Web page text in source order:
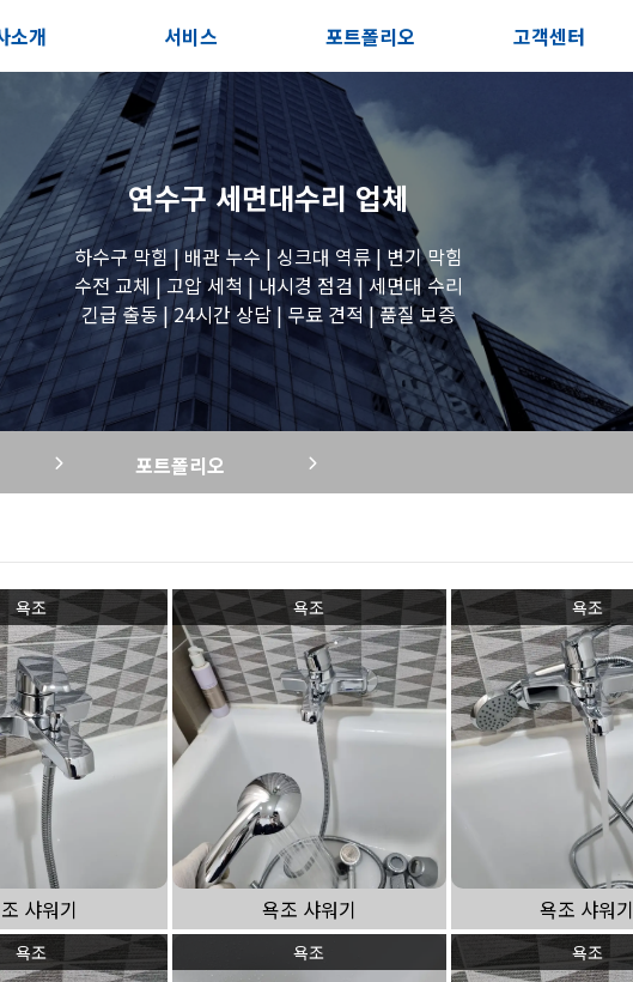
소개
사항
는길
서비스
서비스안내
포스트
포트폴리오
전체보기
세면대 작업
변기 작업
욕조 작업
원룸 수전 작업
세탁실 수전 작업
고객센터
고객후기
연수구 세면대수리업체
하수구 막힘 | 배관 누수 | 싱크대 역류 | 변기 막힘
수전 교체 | 고압 세척 | 내시경 점검 | 세면대 수리
긴급 출동 | 24시간 상담 | 무료 견적 | 품질 보증
포트폴리오
욕조
샤워기
욕조
욕조 샤워기
욕조
욕조 샤워기
욕조 욕조 욕조